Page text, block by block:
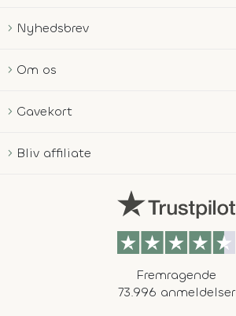
Nyhedsbrev
Om os
Gavekort
Bliv affiliate
Fremragende
73.996 anmeldelser